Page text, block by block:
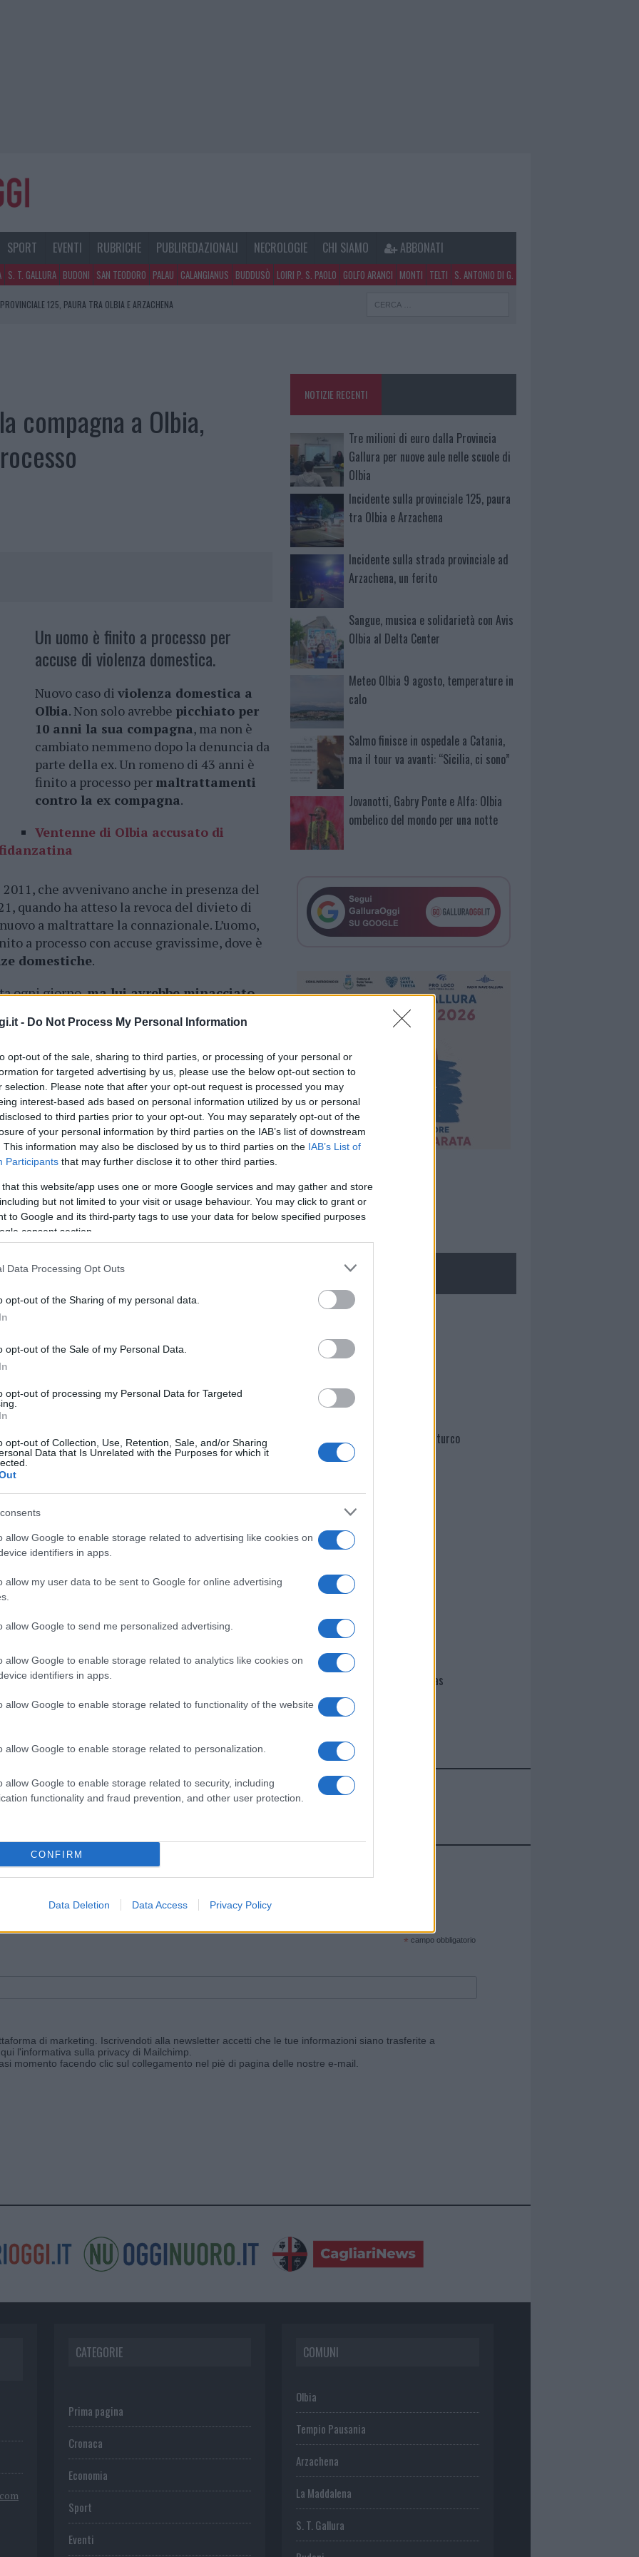
- Do Not Process My Personal Information
opt-out of the sale, sharing to third parties, or processing of your personal or
for targeted advertising by us, please use the below opt-out section to
selection. Please note that after your opt-out request is processed you may
interest-based ads based on personal information utilized by us or personal
to third parties prior to your opt-out. You may separately opt-out of the
of your personal information by third parties on the IAB’s list of downstream
This information may also be disclosed by us to third parties on the IAB’s List of
Participants that may further disclose it to other third parties.
that this website/app uses one or more Google services and may gather and store
but not limited to your visit or usage behaviour. You may click to grant or
to Google and its third-party tags to use your data for below specified purposes
consent section.
Data Processing Opt Outs
opt-out of the Sharing of my personal data.
opt-out of the Sale of my Personal Data.
opt-out of processing my Personal Data for Targeted
opt-out of Collection, Use, Retention, Sale, and/or Sharing
Data that Is Unrelated with the Purposes for which it
allow Google to enable storage related to advertising like cookies on
identifiers in apps.
allow my user data to be sent to Google for online advertising
allow Google to send me personalized advertising.
allow Google to enable storage related to analytics like cookies on
identifiers in apps.
allow Google to enable storage related to functionality of the website
allow Google to enable storage related to personalization.
allow Google to enable storage related to security, including
functionality and fraud prevention, and other user protection.
CONFIRM
Data Deletion Data Access Privacy Policy
SPORT EVENTI RUBRICHE PUBLIREDAZIONALI NECROLOGIE CHI SIAMO ABBONATI
S. T. GALLURA BUDONI SAN TEODORO PALAU CALANGIANUS BUDDUSÒ LOIRI P. S. PAOLO GOLFO ARANCI MONTI TELTI S. ANTONIO DI G.
125, PAURA TRA OLBIA E ARZACHENA
compagna a Olbia,
Un uomo è finito a processo per
accuse di violenza domestica.
Nuovo caso di violenza domestica a
Olbia. Non solo avrebbe picchiato per
10 anni la sua compagna, ma non è
cambiato nemmeno dopo la denuncia da
parte della ex. Un romeno di 43 anni è
finito a processo per maltrattamenti
contro la ex compagna.
Ventenne di Olbia accusato di
che avvenivano anche in presenza del
quando ha atteso la revoca del divieto di
a maltrattare la connazionale. L’uomo,
a processo con accuse gravissime, dove è
domestiche.
ogni giorno,ma lui avrebbe minacciato
degli abusi fisici da parte del padre,
romeno.
cliccandoqui
nella sezioneLogindal menù del sito o
Violenza Sulle Donne
i tuoi video e le tue foto
+39 345 356 7512
di GalluraOggi.it
news daGoogle News
NOTIZIE RECENTI
Tre milioni di euro dalla Provincia
Gallura per nuove aule nelle scuole di
Olbia
Incidente sulla provinciale 125, paura
tra Olbia e Arzachena
Incidente sulla strada provinciale ad
Arzachena, un ferito
Sangue, musica e solidarietà con Avis
Olbia al Delta Center
Meteo Olbia 9 agosto, temperature in
calo
Salmo finisce in ospedale a Catania,
ma il tour va avanti: “Sicilia, ci sono”
Jovanotti, Gabry Ponte e Alfa: Olbia
ombelico del mondo per una notte
NECROLOGIE
Martina Agostina Diturco
I nostri cari
I nostri cari
Giovannimaria Cabras
Invia un Comunicato Stampa|Pubblicità|Segnala
e ricevi le nostre email periodiche contenenti le ultime notizie pubblicate sul sito web!
* campo obbligatorio
di marketing. Iscrivendoti alla newsletter accetti che le tue informazioni siano trasferite a
l'informativa sulla privacy di Mailchimp
momento facendo clic sul collegamento nel piè di pagina delle nostre e-mail.
CATEGORIE
Prima pagina
Cronaca
Economia
Sport
Eventi
COMUNI
Olbia
Tempio Pausania
Arzachena
La Maddalena
S. T. Gallura